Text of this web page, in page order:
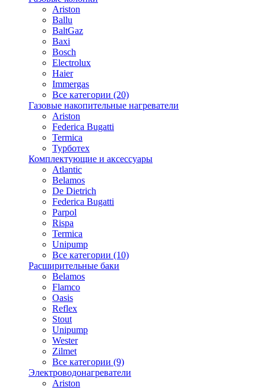
Ariston
Ballu
BaltGaz
Baxi
Bosсh
Electrolux
Haier
Immergas
Все категории (20)
Газовые накопительные нагреватели
Ariston
Federica Bugatti
Termica
Турботех
Комплектующие и аксессуары
Atlantic
Belamos
De Dietrich
Federica Bugatti
Parpol
Rispa
Termica
Unipump
Все категории (10)
Расширительные баки
Belamos
Flamco
Oasis
Reflex
Stout
Unipump
Wester
Zilmet
Все категории (9)
Электроводонагреватели
Ariston